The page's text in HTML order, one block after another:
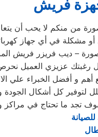
فريش
من منكم لا يحب أن
مشكلة في أي جهاز
– ديب فريزر فريش
رغبتك عزيزي العميل
و أفضل الخبراء علي
لتوفير كل أشكال الجودة
سوف تجد ما تحتاج في مراكز